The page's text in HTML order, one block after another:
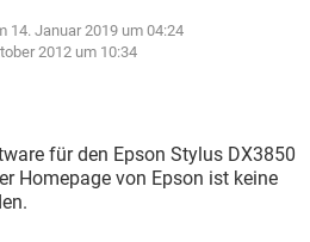
HARDWARE
INSTAGRAM
IOS
HARDWARE
INSTAGRAM
TIKTOK
14. Januar 2019 um 04:24
2012 um 10:34
für den Epson Stylus DX3850
Homepage von Epson ist keine